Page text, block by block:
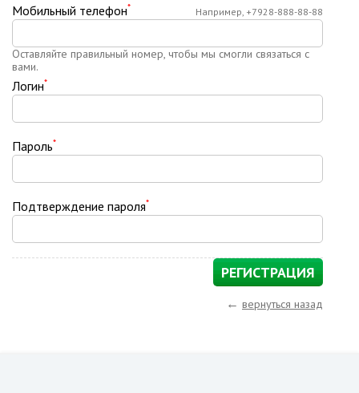
Мобильный телефон*
Оставляйте правильный номер, чтобы мы смогли связаться с
вами.
Например, +7928-888-88-88
Логин*
Пароль*
Подтверждение пароля*
← вернуться назад